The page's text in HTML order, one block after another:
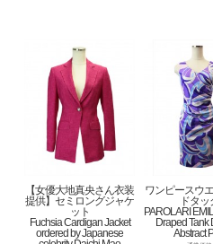
【女優大地真央さん衣装
提供】セミロングジャケ
ット
Fuchsia Cardigan Jacket
ordered by Japanese
ワンピースウ
ドタッ
PAROLARI
Draped Tank
Abstract